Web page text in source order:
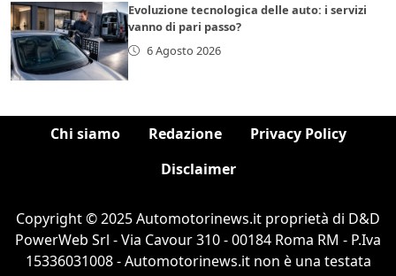
Evoluzione tecnologica delle auto: i servizi
vanno di pari passo?
6 Agosto 2026
Chi siamo Redazione
Privacy Policy
Disclaimer
Copyright © 2025 Automotorinews.it proprietà di D&D
PowerWeb Srl - Via Cavour 310 - 00184 Roma RM - P.Iva
15336031008 - Automotorinews.it non è una testata